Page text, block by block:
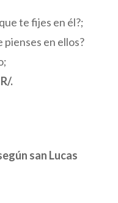
te fijes en él?;
pienses en ellos?
R/.
san Lucas